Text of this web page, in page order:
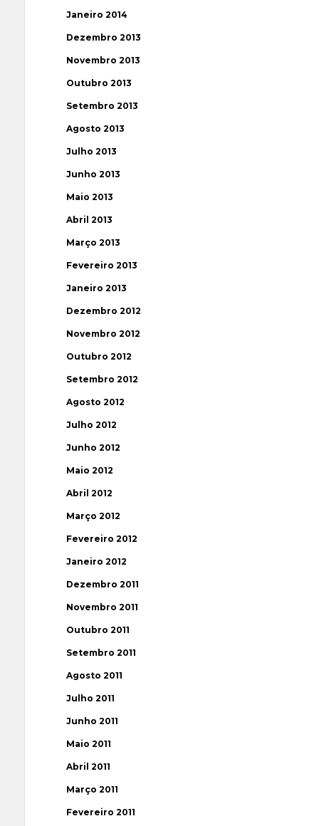
Janeiro 2014
Dezembro 2013
Novembro 2013
Outubro 2013
Setembro 2013
Agosto 2013
Julho 2013
Junho 2013
Maio 2013
Abril 2013
Março 2013
Fevereiro 2013
Janeiro 2013
Dezembro 2012
Novembro 2012
Outubro 2012
Setembro 2012
Agosto 2012
Julho 2012
Junho 2012
Maio 2012
Abril 2012
Março 2012
Fevereiro 2012
Janeiro 2012
Dezembro 2011
Novembro 2011
Outubro 2011
Setembro 2011
Agosto 2011
Julho 2011
Junho 2011
Maio 2011
Abril 2011
Março 2011
Fevereiro 2011